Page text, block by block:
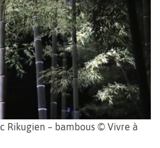
Rikugien – bambous © Vivre à